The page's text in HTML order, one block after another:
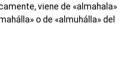
viene de «almahala»
o de «almuhálla» del